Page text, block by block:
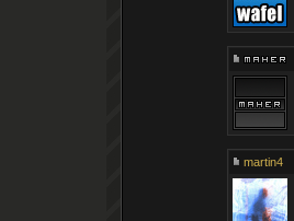
martin4